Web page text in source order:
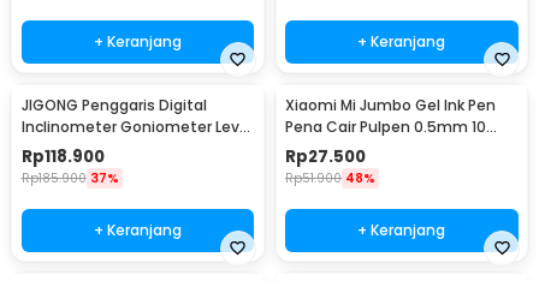
+ Keranjang + Keranjang
JIGONG Penggaris Digital
Inclinometer Goniometer Level
Angle 20cm - TL454
Rp118.900
Rp185.900 37%
+ Keranjang
Xiaomi Mi Jumbo Gel Ink Pen
Pena Cair Pulpen 0.5mm 10
PCS - MJZXB02WC
Rp27.500
Rp51.900 48%
+ Keranjang